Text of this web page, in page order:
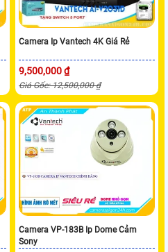
Camera Ip Vantech 4K Giá Rẻ
9,500,000 ₫
Giá Gốc: 12,500,000 ₫
Camera VP-183B Ip Dome Cảm
Sony